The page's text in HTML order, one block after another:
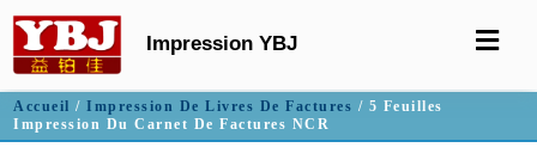
Impression YBJ
Accueil / Impression De Livres De Factures / 5 Feuilles
Impression Du Carnet De Factures NCR